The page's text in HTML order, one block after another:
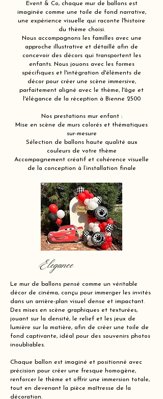
Event & Co, chaque mur de ballons est
imaginée comme une toile de fond narrative,
une expérience visuelle qui raconte l'histoire
du thème choisi.
Nous accompagnons les familles avec une
approche illustrative et détaillé afin de
concevoir des décors qui transportent les
enfants. Nous jouons avec les formes
spécifiques et l'intégration d'éléments de
décor pour créer une scène immersive,
parfaitement aligné avec le thème, l'âge et
l'élégance de la réception à Bienne 2500
Nos prestations mur enfant :
Mise en scène de murs colorés et thématiques
sur-mesure
Sélection de ballons haute qualité aux
couleurs de votre thème
Accompagnement créatif et cohérence visuelle
de la conception à l’installation finale
Elegance
Le mur de ballons pensé comme un véritable
décor de cinéma, conçu pour immerger les invités
dans un arrière-plan visuel dense et impactant.
Des mises en scène graphiques et texturées,
jouant sur la densité, le relief et les jeux de
lumière sur la matière, afin de créer une toile de
fond captivante, idéal pour des souvenirs photos
inoubliables.
Chaque ballon est imaginé et positionné avec
précision pour créer une fresque homogène,
renforcer le thème et offrir une immersion totale,
tout en devenant la pièce maîtresse de la
décoration.